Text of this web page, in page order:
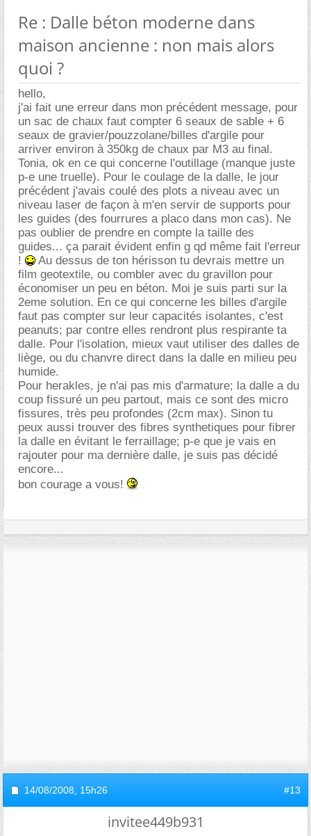
Re : Dalle béton moderne dans
maison ancienne : non mais alors
quoi ?
hello,
j'ai fait une erreur dans mon précédent message, pour
un sac de chaux faut compter 6 seaux de sable + 6
seaux de gravier/pouzzolane/billes d'argile pour
arriver environ à 350kg de chaux par M3 au final.
Tonia, ok en ce qui concerne l'outillage (manque juste
p-e une truelle). Pour le coulage de la dalle, le jour
précédent j'avais coulé des plots a niveau avec un
niveau laser de façon à m'en servir de supports pour
les guides (des fourrures a placo dans mon cas). Ne
pas oublier de prendre en compte la taille des
guides... ça parait évident enfin g qd même fait l'erreur
!
Au dessus de ton hérisson tu devrais mettre un
film geotextile, ou combler avec du gravillon pour
économiser un peu en béton. Moi je suis parti sur la
2eme solution. En ce qui concerne les billes d'argile
faut pas compter sur leur capacités isolantes, c'est
peanuts; par contre elles rendront plus respirante ta
dalle. Pour l'isolation, mieux vaut utiliser des dalles de
liège, ou du chanvre direct dans la dalle en milieu peu
humide.
Pour herakles, je n'ai pas mis d'armature; la dalle a du
coup fissuré un peu partout, mais ce sont des micro
fissures, très peu profondes (2cm max). Sinon tu
peux aussi trouver des fibres synthetiques pour fibrer
la dalle en évitant le ferraillage; p-e que je vais en
rajouter pour ma dernière dalle, je suis pas décidé
encore...
bon courage a vous!
14/08/2008, 15h26 #13
invitee449b931